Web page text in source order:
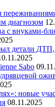
диагнозом
с внуками-
детали
Sabo
новые
08.11.2025